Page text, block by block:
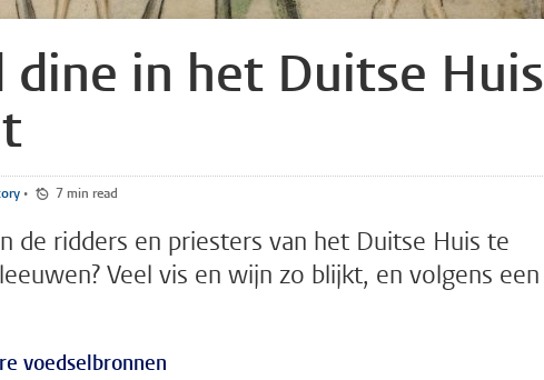
dine in het Duitse Huis
• 7 min read
de ridders en priesters van het Duitse Huis te
Veel vis en wijn zo blijkt, en volgens een
voedselbronnen